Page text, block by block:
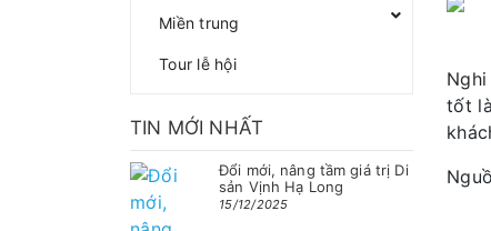
Miền trung
Tour lễ hội
TIN MỚI NHẤT
Đổi mới, nâng tầm giá trị Di
sản Vịnh Hạ Long
15/12/2025
tốt